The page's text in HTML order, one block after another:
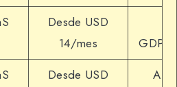
Desde USD
14/mes
Desde USD